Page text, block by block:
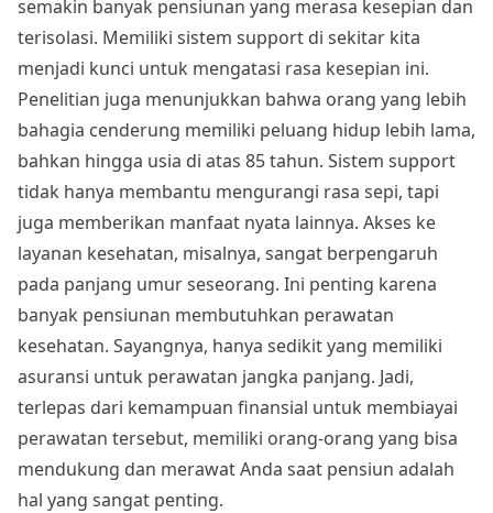
semakin banyak pensiunan yang merasa kesepian dan
terisolasi. Memiliki sistem support di sekitar kita
menjadi kunci untuk mengatasi rasa kesepian ini.
Penelitian juga menunjukkan bahwa orang yang lebih
bahagia cenderung memiliki peluang hidup lebih lama,
bahkan hingga usia di atas 85 tahun. Sistem support
tidak hanya membantu mengurangi rasa sepi, tapi
juga memberikan manfaat nyata lainnya. Akses ke
layanan kesehatan, misalnya, sangat berpengaruh
pada panjang umur seseorang. Ini penting karena
banyak pensiunan membutuhkan perawatan
kesehatan. Sayangnya, hanya sedikit yang memiliki
asuransi untuk perawatan jangka panjang. Jadi,
terlepas dari kemampuan finansial untuk membiayai
perawatan tersebut, memiliki orang-orang yang bisa
mendukung dan merawat Anda saat pensiun adalah
hal yang sangat penting.